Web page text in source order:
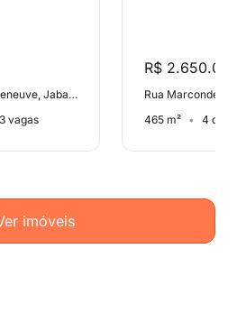
Rua Madre Emilie de Villeneuve, Jabaquara
3 vagas
R$
465 m² 4
imóveis